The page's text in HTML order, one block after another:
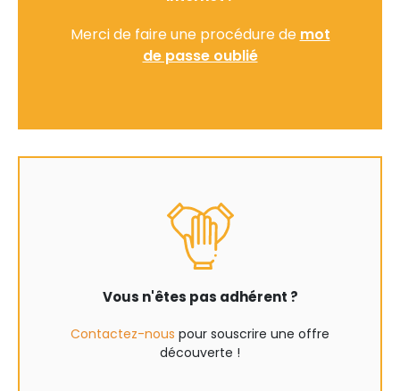
Merci de faire une procédure de mot
de passe oublié
Vous n'êtes pas adhérent ?
Contactez-nous pour souscrire une offre
découverte !